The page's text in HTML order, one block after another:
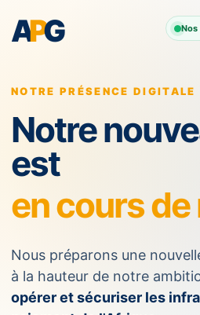
APG
NOTRE PRÉSENCE DIGITALE
Notre
est
en cours
Nous préparons une
à la hauteur de notre
opérer et sécuriser les